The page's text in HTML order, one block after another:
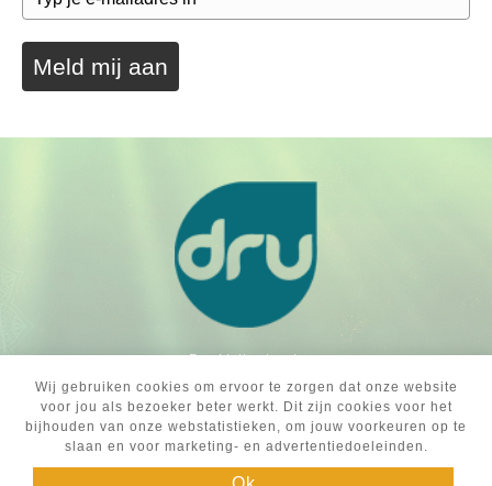
Meld mij aan
Dru Netherlands
info@dru-nl.org
026-3236700
www.druyoga.nl
Gedragscode
Wij gebruiken cookies om ervoor te zorgen dat onze website
voor jou als bezoeker beter werkt. Dit zijn cookies voor het
bijhouden van onze webstatistieken, om jouw voorkeuren op te
slaan en voor marketing- en advertentiedoeleinden.